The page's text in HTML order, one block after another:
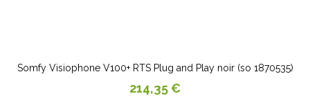
Somfy Visiophone V100+ RTS Plug and Play noir (so 1870535)
Prix
214,35 €